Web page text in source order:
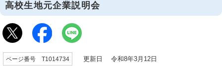
高校生地元企業説明会
ページ番号 T1014734 更新日 令和8年3月12日